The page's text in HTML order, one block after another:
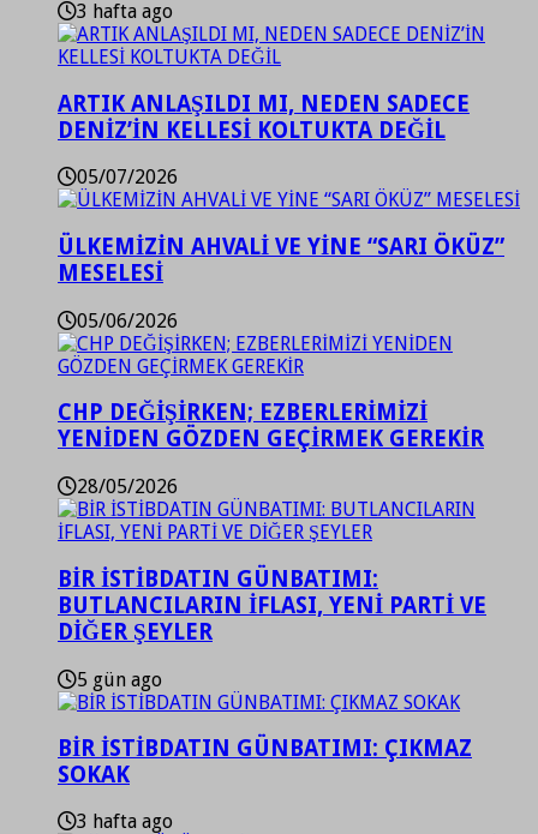
3 hafta ago
ARTIK ANLAŞILDI MI, NEDEN SADECE
DENİZ’İN KELLESİ KOLTUKTA DEĞİL
05/07/2026
ÜLKEMİZİN AHVALİ VE YİNE “SARI ÖKÜZ”
MESELESİ
05/06/2026
CHP DEĞİŞİRKEN; EZBERLERİMİZİ
YENİDEN GÖZDEN GEÇİRMEK GEREKİR
28/05/2026
BİR İSTİBDATIN GÜNBATIMI:
BUTLANCILARIN İFLASI, YENİ PARTİ VE
DİĞER ŞEYLER
5 gün ago
BİR İSTİBDATIN GÜNBATIMI: ÇIKMAZ
SOKAK
3 hafta ago